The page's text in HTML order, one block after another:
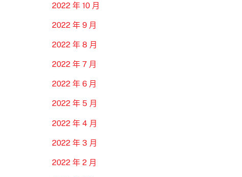
2022 年 10 月
2022 年 9 月
2022 年 8 月
2022 年 7 月
2022 年 6 月
2022 年 5 月
2022 年 4 月
2022 年 3 月
2022 年 2 月